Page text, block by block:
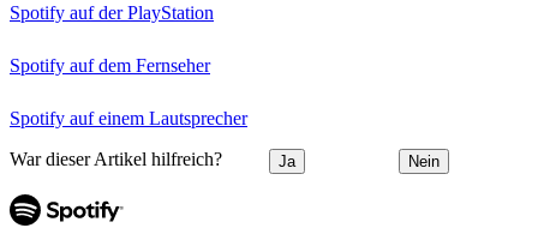
Spotify auf der PlayStation
Spotify auf dem Fernseher
Spotify auf einem Lautsprecher
War dieser Artikel hilfreich? Ja Nein